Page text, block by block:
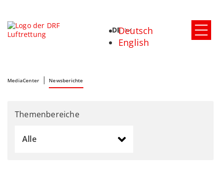
DEDeutsch
English
MediaCenter Newsberichte
Themenbereiche
Alle